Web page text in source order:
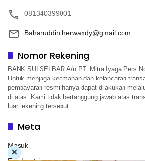
081340399001
Baharuddin.herwandy@gmail.com
Nomor Rekening
BANK SULSELBAR A/n PT. Mitra Iyaga Pers
Untuk menjaga keamanan dan kelancaran
pembayaran resmi hanya dapat dilakukan
di atas. Kami tidak bertanggung jawab atas
luar rekening tersebut.
Meta
Masuk
×